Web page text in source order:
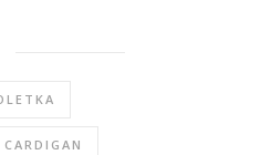
CARDIGAN